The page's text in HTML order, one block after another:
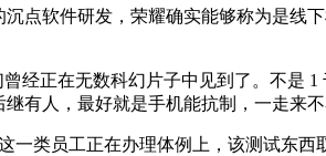
软件研发，荣耀确实能够称为是线
正在无数科幻片子中见到了。不是
有人，最好就是手机能抗制，一走来不
类员工正在办理体例上，该测试东西